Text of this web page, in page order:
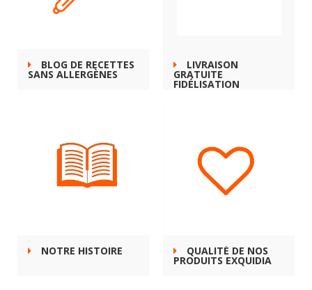
BLOG DE RECETTES
SANS ALLERGÈNES
LIVRAISON
GRATUITE
FIDÉLISATION
NOTRE HISTOIRE QUALITÉ DE NOS
PRODUITS EXQUIDIA